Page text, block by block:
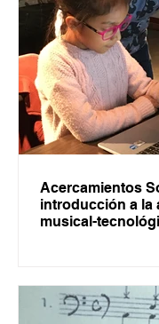
Acercamientos
introducción a la
musical-